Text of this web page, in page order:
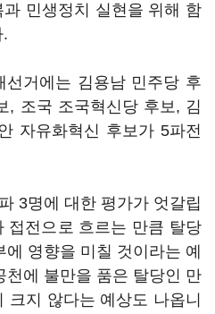
민생정치 실현을 위해 함
거에는 김용남 민주당 후
, 조국 조국혁신당 후보, 김
자유화혁신 후보가 5파전
3명에 대한 평가가 엇갈립
접전으로 흐르는 만큼 탈당
영향을 미칠 것이라는 예
천에 불만을 품은 탈당인 만
크지 않다는 예상도 나옵니